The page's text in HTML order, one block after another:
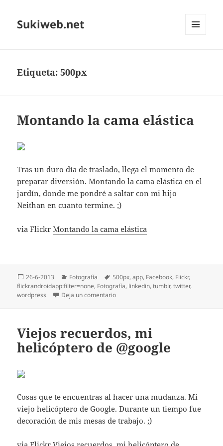
Sukiweb.net
Etiqueta:500px
Montando la cama elástica
Tras un duro día de traslado, llega el momento de
preparar diversión. Montando la cama elástica en el
jardín, donde me pondré a saltar con mi hijo
Neithan en cuanto termine. ;)
via FlickrMontando la cama elástica
Publicado
el
26-6-2013 Categorías
Fotografía Etiquetas
500px,app, Facebook, Flickr,
flickrandroidapp:filter=none, Fotografí­a, linkedin,tumblr,twitter,
wordpress
Deja un comentarioen Montando la cama elástica
Viejos recuerdos, mi
helicóptero de @google
Cosas que te encuentras al hacer una mudanza. Mi
viejo helicóptero de Google. Durante un tiempo fue
decoración de mis mesas de trabajo. ;)